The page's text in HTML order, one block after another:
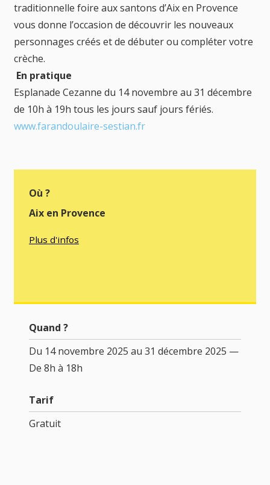
traditionnelle foire aux santons d’Aix en Provence
vous donne l’occasion de découvrir les nouveaux
personnages créés et de débuter ou compléter votre
crèche.
En pratique
Esplanade Cezanne du 14 novembre au 31 décembre
de 10h à 19h tous les jours sauf jours fériés.
www.farandoulaire-sestian.fr
Où ?
Aix en Provence
Plus d'infos
Quand ?
Du 14 novembre 2025 au 31 décembre 2025 —
De 8h à 18h
Tarif
Gratuit